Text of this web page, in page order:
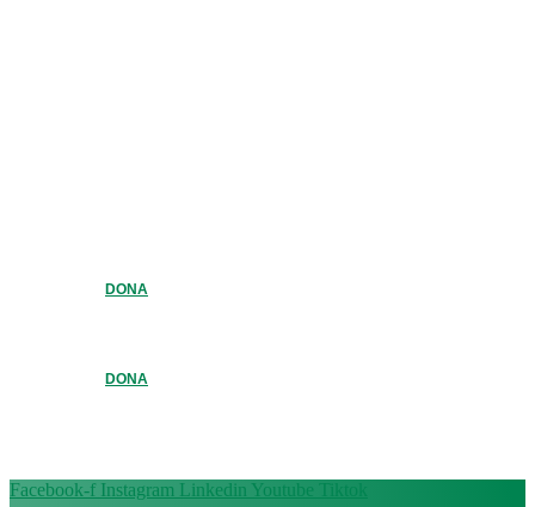
DONA
DONA
Facebook-f Instagram Linkedin Youtube Tiktok